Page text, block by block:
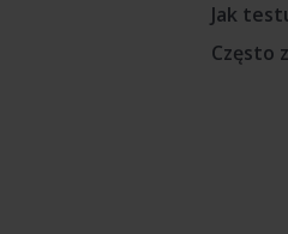
Jak
Często